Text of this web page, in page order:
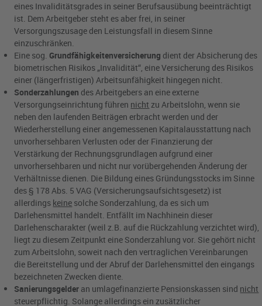
eines Invaliditätsgrades in seiner Berufsausübung beeinträchtigt
ist. Dem Arbeitgeber steht es aber frei, in seiner
Versorgungszusage den Leistungsfall in diesem Sinne
einzuschränken.
Eine sog. Grundfähigkeitenversicherung dient der Absicherung des
biometrischen Risikos „Invalidität“, eine Versicherung des Risikos
einer (längerfristigen) Arbeitsunfähigkeit hingegen nicht.
Sonderzahlungen des Arbeitgebers an eine externe
Versorgungseinrichtung führen nicht zu Arbeitslohn, wenn sie
neben den laufenden Beiträgen erbracht werden und der
Wiederherstellung einer angemessenen Kapitalausstattung nach
unvorhersehbaren Verlusten oder der Finanzierung der
Verstärkung der Rechnungsgrundlagen aufgrund einer
unvorhersehbaren und nicht nur vorübergehenden Änderung der
Verhältnisse dienen. Die Bildung eines Gründungsstocks im Sinne
des § 178 Abs. 5 VAG (Versicherungsaufsichtsgesetz) ist
allerdings keine solche Sonderzahlung, da es sich um
Darlehensmittel handelt. Entfällt im Nachhinein dieser
Darlehenscharakter (weil z.B. auf die Rückzahlung verzichtet wird),
liegt zu diesem Zeitpunkt eine Sonderzahlung vor. Sie gehört nicht
zum Arbeitslohn, soweit nach den vertraglichen Vereinbarungen
die Bereitstellung und der Abruf der Darlehensmittel den eingangs
bezeichneten Zwecken diente.
Sanierungsgelder an umlagefinanzierte Pensionskassen sind nicht
steuerpflichtig. Solange allerdings ein zusätzlicher